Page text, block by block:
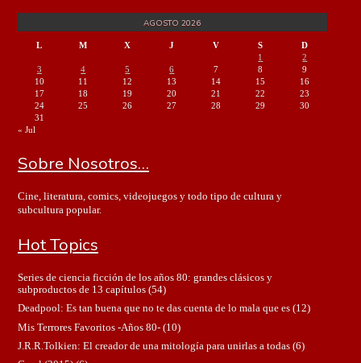
AGOSTO 2026
L M X J V S
D
1
2
3
4 5 6 7 8
9
10
11 12 13 14 15
16
17
18 19 20 21 22
23
24
25 26 27 28 29
30
31
« Jul
Sobre Nosotros…
Cine, literatura, comics, videojuegos y todo tipo de cultura y
subcultura popular.
Hot Topics
Series de ciencia ficción de los años 80: grandes clásicos y
subproductos de 13 capítulos(54)
Deadpool: Es tan buena que no te das cuenta de lo mala que es(12)
Mis Terrores Favoritos -Años 80-(10)
J.R.R.Tolkien: El creador de una mitología para unirlas a todas(6)